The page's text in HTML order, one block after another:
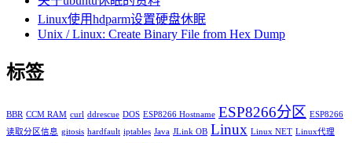
Linux使用hdparm设置硬盘休眠
Unix / Linux: Create Binary File from Hex Dump
标签
BBR CCM RAM curl ddrescue DOS ESP8266 Hostname ESP8266分区 ESP8266
读取分区信息 gitosis hardfault iptables Java JLink OB Linux Linux NET Linux代理